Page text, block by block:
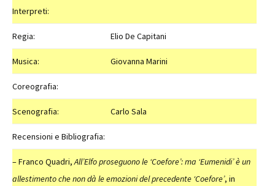
Interpreti:
Regia: Elio De Capitani
Musica: Giovanna Marini
Coreografia:
Scenografia: Carlo Sala
Recensioni e Bibliografia:
– Franco Quadri,All’Elfo proseguono le ‘Coefore’: ma ‘Eumenidi’ è un
allestimento che non dà le emozioni del precedente ‘Coefore’, in